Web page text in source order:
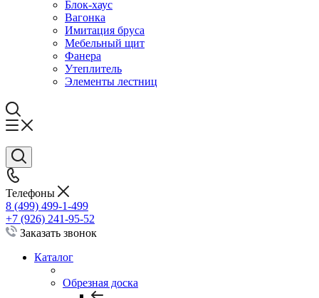
Блок-хаус
Вагонка
Имитация бруса
Мебельный щит
Фанера
Утеплитель
Элементы лестниц
Телефоны
8 (499) 499-1-499
+7 (926) 241-95-52
Заказать звонок
Каталог
Обрезная доска